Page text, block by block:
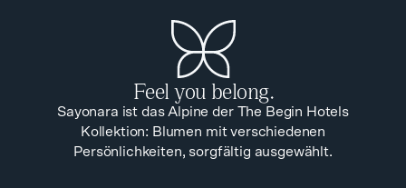
Feel you belong.
Sayonara ist das Alpine der The Begin Hotels
Kollektion: Blumen mit verschiedenen
Persönlichkeiten, sorgfältig ausgewählt.